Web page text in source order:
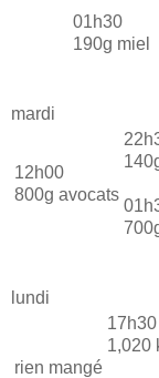
01h30
190g miel
mardi
12h00
800g avocats
lundi
rien mangé
17h30
1,020